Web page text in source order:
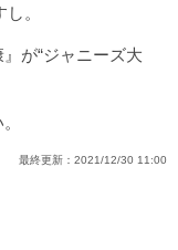
。
』が“ジャニーズ大
最終更新： 2021/12/30 11:00